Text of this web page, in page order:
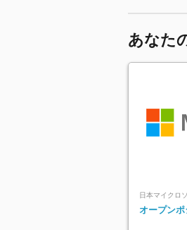
あなた
オープン